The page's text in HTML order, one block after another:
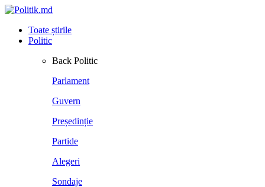
Toate știrile
Politic
Back Politic
Parlament
Guvern
Președinție
Partide
Alegeri
Sondaje